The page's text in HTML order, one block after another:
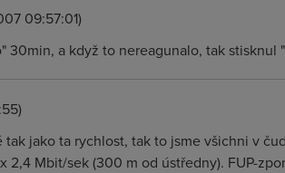
09:57:01)
30min, a když to nereagunalo, tak stisknul
jako ta rychlost, tak to jsme všichni v
2,4 Mbit/sek (300 m od ústředny). FUP-